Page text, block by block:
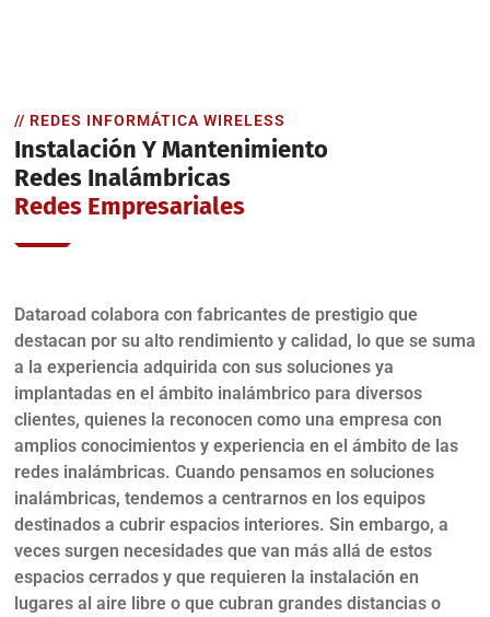
// REDES INFORMÁTICA WIRELESS
Instalación Y Mantenimiento
Redes Inalámbricas
Redes Empresariales
Dataroad colabora con fabricantes de prestigio que
destacan por su alto rendimiento y calidad, lo que se suma
a la experiencia adquirida con sus soluciones ya
implantadas en el ámbito inalámbrico para diversos
clientes, quienes la reconocen como una empresa con
amplios conocimientos y experiencia en el ámbito de las
redes inalámbricas. Cuando pensamos en soluciones
inalámbricas, tendemos a centrarnos en los equipos
destinados a cubrir espacios interiores. Sin embargo, a
veces surgen necesidades que van más allá de estos
espacios cerrados y que requieren la instalación en
lugares al aire libre o que cubran grandes distancias o